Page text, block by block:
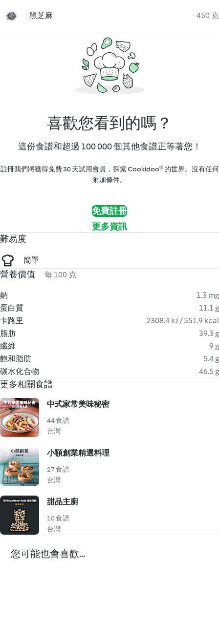
黑芝麻 450 克
喜歡您看到的嗎？
這份食譜和超過 100 000 個其他食譜正等著您！
註冊我們將獲得免費 30 天試用會員，探索 Cookidoo® 的世界。沒有任何
附加條件。
免費註冊
更多資訊
難易度
簡單
營養價值 每 100 克
鈉
1.3 mg
蛋白質
11.1 g
卡路里
2308.4 kJ / 551.9 kcal
脂肪
39.3 g
纖維
9 g
飽和脂肪
5.4 g
碳水化合物
46.5 g
更多相關食譜
中式家常美味秘密
44 食譜
台灣
小額創業精選料理
27 食譜
台灣
甜品主廚
10 食譜
台灣
您可能也會喜歡...